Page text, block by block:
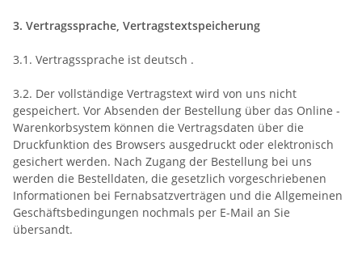
3. Vertragssprache, Vertragstextspeicherung
3.1. Vertragssprache ist deutsch .
3.2. Der vollständige Vertragstext wird von uns nicht
gespeichert. Vor Absenden der Bestellung über das Online -
Warenkorbsystem können die Vertragsdaten über die
Druckfunktion des Browsers ausgedruckt oder elektronisch
gesichert werden. Nach Zugang der Bestellung bei uns
werden die Bestelldaten, die gesetzlich vorgeschriebenen
Informationen bei Fernabsatzverträgen und die Allgemeinen
Geschäftsbedingungen nochmals per E-Mail an Sie
übersandt.